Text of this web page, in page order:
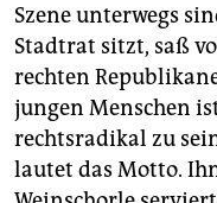
Szene unterwegs
Stadtrat sitzt, saß
rechten
jungen Menschen
rechtsradikal zu
lautet das Motto.